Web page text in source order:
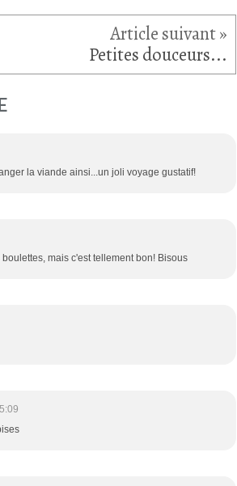
Petites douceurs...
la viande ainsi...un joli voyage gustatif!
mais c'est tellement bon! Bisous